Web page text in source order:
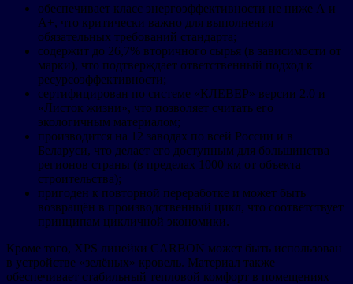
обеспечивает класс энергоэффективности не ниже А и
А+, что критически важно для выполнения
обязательных требований стандарта;
содержит до 26,7% вторичного сырья (в зависимости от
марки), что подтверждает ответственный подход к
ресурсоэффективности;
сертифицирован по системе «КЛЕВЕР» версии 2.0 и
«Листок жизни», что позволяет считать его
экологичным материалом;
производится на 12 заводах по всей России и в
Беларуси, что делает его доступным для большинства
регионов страны (в пределах 1000 км от объекта
строительства);
пригоден к повторной переработке и может быть
возвращён в производственный цикл, что соответствует
принципам цикличной экономики.
Кроме того, XPS линейки CARBON может быть использован
в устройстве «зелёных» кровель. Материал также
обеспечивает стабильный тепловой комфорт в помещениях